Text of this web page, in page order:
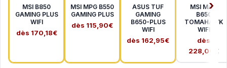
MSI B850
GAMING PLUS
WIFI
dès 170,18€
MSI MPG B550
GAMING PLUS
dès 115,90€
ASUS TUF
GAMING
B650-PLUS
WIFI
dès 162,95€
MSI MAG
B650
TOMAHAWK
WIFI
dès
228,00€